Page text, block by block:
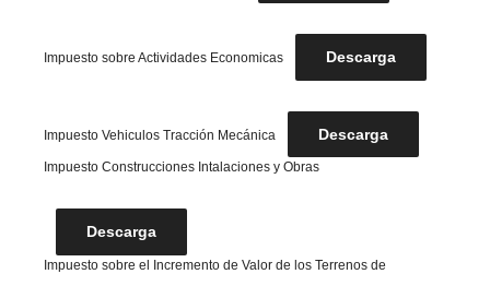
Impuesto sobre Actividades Economicas Descarga
Impuesto Vehiculos Tracción Mecánica Descarga
Impuesto Construcciones Intalaciones y Obras
Descarga
Impuesto sobre el Incremento de Valor de los Terrenos de